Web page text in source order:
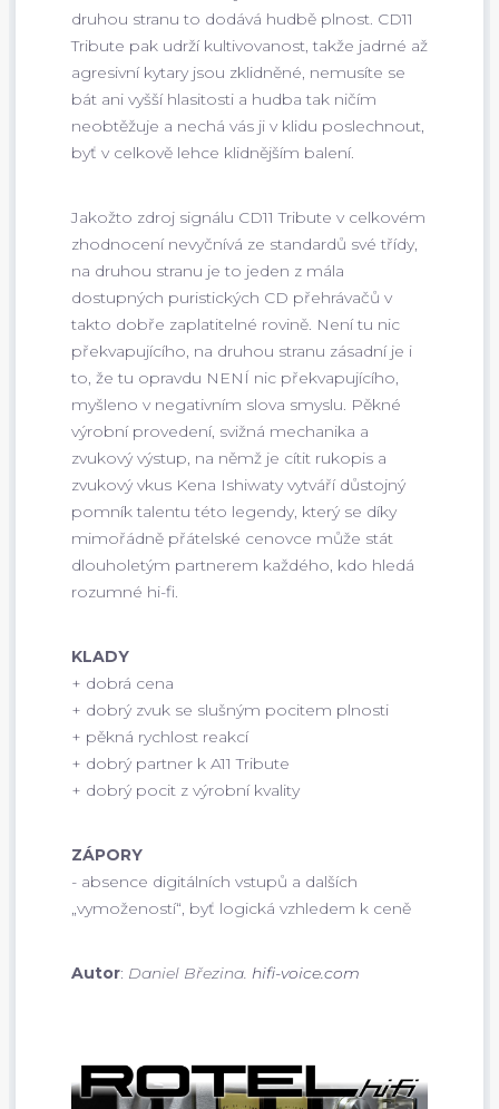
druhou stranu to dodává hudbě plnost. CD11
Tribute pak udrží kultivovanost, takže jadrné až
agresivní kytary jsou zklidněné, nemusíte se
bát ani vyšší hlasitosti a hudba tak ničím
neobtěžuje a nechá vás ji v klidu poslechnout,
byť v celkově lehce klidnějším balení.
Jakožto zdroj signálu CD11 Tribute v celkovém
zhodnocení nevyčnívá ze standardů své třídy,
na druhou stranu je to jeden z mála
dostupných puristických CD přehrávačů v
takto dobře zaplatitelné rovině. Není tu nic
překvapujícího, na druhou stranu zásadní je i
to, že tu opravdu NENÍ nic překvapujícího,
myšleno v negativním slova smyslu. Pěkné
výrobní provedení, svižná mechanika a
zvukový výstup, na němž je cítit rukopis a
zvukový vkus Kena Ishiwaty vytváří důstojný
pomník talentu této legendy, který se díky
mimořádně přátelské cenovce může stát
dlouholetým partnerem každého, kdo hledá
rozumné hi-fi.
KLADY
+ dobrá cena
+ dobrý zvuk se slušným pocitem plnosti
+ pěkná rychlost reakcí
+ dobrý partner k A11 Tribute
+ dobrý pocit z výrobní kvality
ZÁPORY
- absence digitálních vstupů a dalších
„vymožeností“, byť logická vzhledem k ceně
Autor: Daniel Březina. hifi-voice.com